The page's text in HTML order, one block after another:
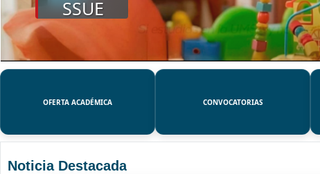
SSUE
OFERTA ACADÉMICA CONVOCATORIAS
Noticia Destacada